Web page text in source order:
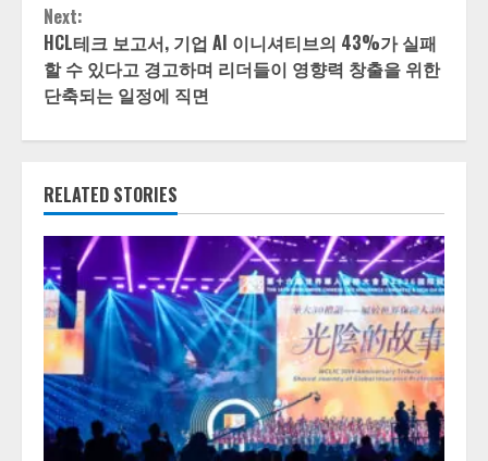
Next:
HCL테크 보고서, 기업 AI 이니셔티브의 43%가 실패
할 수 있다고 경고하며 리더들이 영향력 창출을 위한
단축되는 일정에 직면
RELATED STORIES